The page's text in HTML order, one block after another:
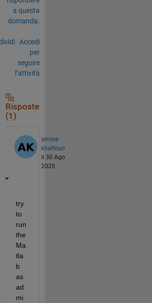
a questa
domanda.
Accedi
per
seguire
l’attività
Risposte
(1)
amine
khalfoun
il 30 Ago
2020
try
to
run
the
Ma
tla
b
as
ad
mi